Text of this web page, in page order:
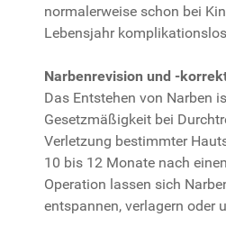
normalerweise schon bei
Lebensjahr
Narbenrevision und -
Das Entstehen von Narben
Gesetzmäßigkeit bei
Verletzung bestimmter
10 bis 12 Monate nach
Operation lassen sich
entspannen, verlagern oder